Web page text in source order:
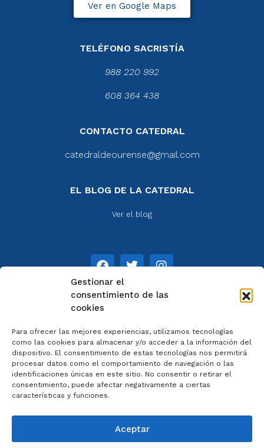
Gestionar el
consentimiento de las
cookies
Para ofrecer las mejores experiencias, utilizamos tecnologías
como las cookies para almacenar y/o acceder a la información del
dispositivo. El consentimiento de estas tecnologías nos permitirá
procesar datos como el comportamiento de navegación o las
identificaciones únicas en este sitio. No consentir o retirar el
consentimiento, puede afectar negativamente a ciertas
características y funciones.
Aceptar
Ver en Google Maps
TELÉFONO SACRISTÍA
988 220 992
608 364 438
CONTACTO CATEDRAL
catedraldeourense@gmail.com
EL BLOG DE LA CATEDRAL
Ver el blog
Aviso legal
Política de privacidad
Cookies
Colaboradores
Condiciones generales